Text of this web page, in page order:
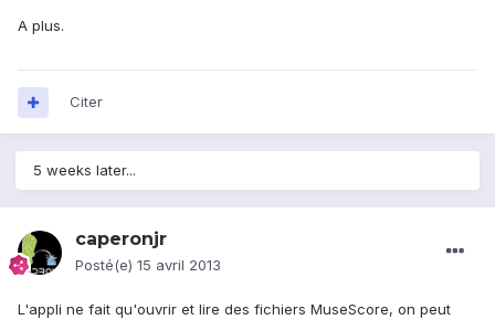
A plus.
Citer
5 weeks later...
caperonjr
Posté(e) 15 avril 2013
L'appli ne fait qu'ouvrir et lire des fichiers MuseScore, on peut